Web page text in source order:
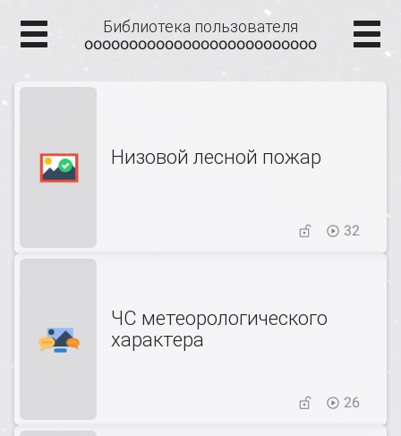
Библиотека пользователя
oooooooooooooooooooooooooo
Низовой лесной пожар
32
ЧС метеорологического
характера
26